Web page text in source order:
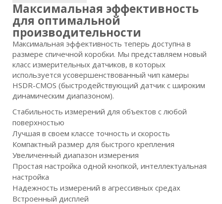
Максимальная эффективность
для оптимальной
производительности
Максимальная эффективность теперь доступна в
размере спичечной коробки. Мы представляем новый
класс измерительных датчиков, в которых
используется усовершенствованный чип камеры
HSDR-CMOS (быстродействующий датчик с широким
динамическим диапазоном).
Стабильность измерений для объектов с любой
поверхностью
Лучшая в своем классе точность и скорость
Компактный размер для быстрого крепления
Увеличенный диапазон измерения
Простая настройка одной кнопкой, интеллектуальная
настройка
Надежность измерений в агрессивных средах
Встроенный дисплей